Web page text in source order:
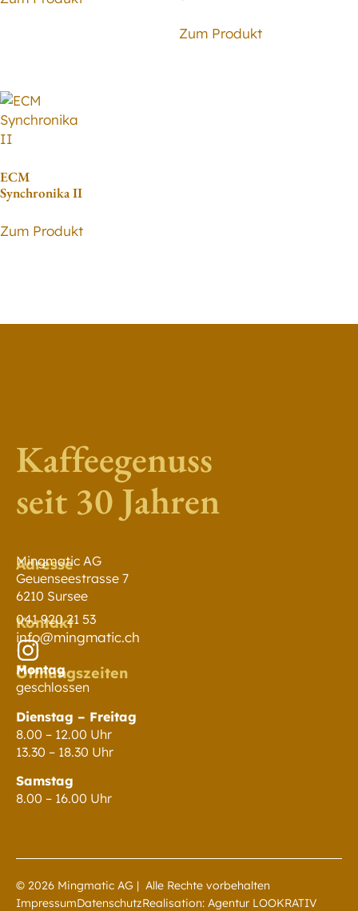
Zum Produkt
ECM
Synchronika II
Zum Produkt
Kaffeegenuss
seit 30 Jahren
Adresse
Mingmatic AG
Geuenseestrasse 7
6210 Sursee
Kontakt
041 920 21 53
info@mingmatic.ch
Öffnungszeiten
Montag
geschlossen
Dienstag – Freitag
8.00 – 12.00 Uhr
13.30 – 18.30 Uhr
Samstag
8.00 – 16.00 Uhr
© 2026 Mingmatic AG | Alle Rechte vorbehalten
ImpressumDatenschutzRealisation: Agentur LOOKRATIV